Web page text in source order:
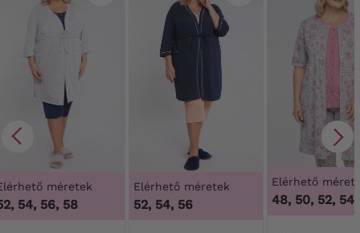
méretek
54, 56, 58
Elérhető méretek
52, 54, 56
Elérhető
48, 50, 52, 54